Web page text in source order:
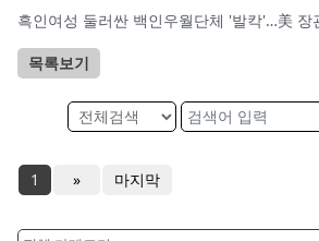
흑인여성 둘러싼 백인우월단체 '발칵'…美 장
목록보기
1 » 마지막